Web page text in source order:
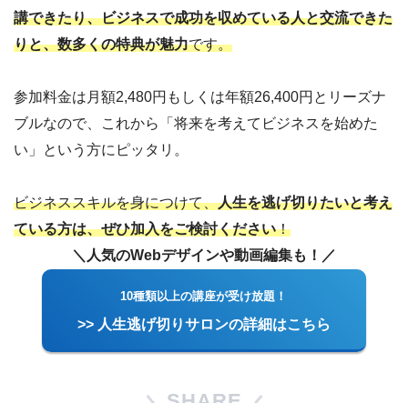
講できたり、ビジネスで成功を収めている人と交流できた
りと、数多くの特典が魅力です。
参加料金は月額2,480円もしくは年額26,400円とリーズナ
ブルなので、これから「将来を考えてビジネスを始めた
い」という方にピッタリ。
ビジネススキルを身につけて、人生を逃げ切りたいと考え
ている方は、ぜひ加入をご検討ください！
＼人気のWebデザインや動画編集も！／
10種類以上の講座が受け放題！
>> 人生逃げ切りサロンの詳細はこちら